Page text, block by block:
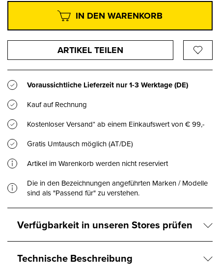
IN DEN WARENKORB
ARTIKEL TEILEN
Voraussichtliche Lieferzeit nur1-3 Werktage(DE)
Kauf auf Rechnung
Kostenloser Versand* ab einem Einkaufswert von € 99,-
Gratis Umtausch möglich (AT/DE)
Artikel im Warenkorb werden nicht reserviert
Die in den Bezeichnungen angeführten Marken / Modelle
sind als "Passend für" zu verstehen.
Verfügbarkeit in unseren Stores prüfen
Technische Beschreibung